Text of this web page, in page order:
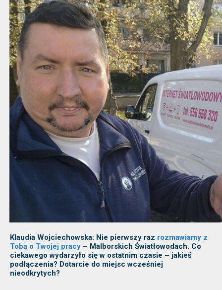
Klaudia Wojciechowska: Nie pierwszy raz rozmawiamy z
Tobą o Twojej pracy – Malborskich Światłowodach. Co
ciekawego wydarzyło się w ostatnim czasie – jakieś
podłączenia? Dotarcie do miejsc wcześniej
nieodkrytych?